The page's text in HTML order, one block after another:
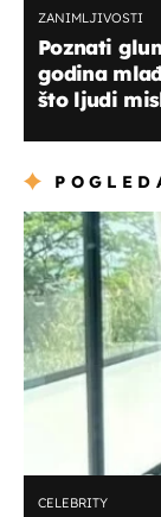
ZANIMLJIVOSTI
Poznati
godina
što ljudi
CELEBRITY